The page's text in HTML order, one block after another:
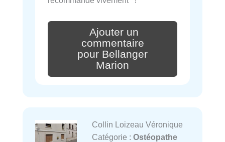
Ajouter un
commentaire
pour Bellanger
Marion
Collin Loizeau Véronique
Catégorie : Ostéopathe